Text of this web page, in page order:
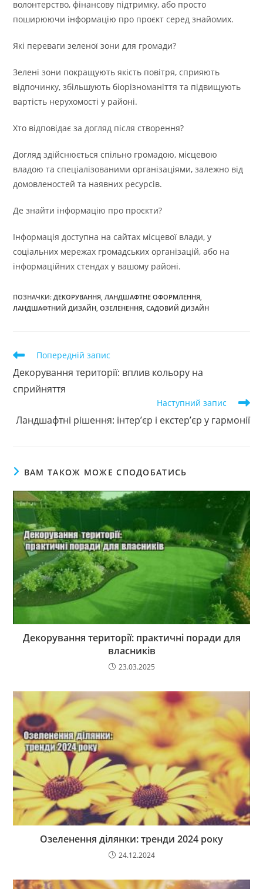
волонтерство, фінансову підтримку, або просто
поширюючи інформацію про проєкт серед знайомих.
Які переваги зеленої зони для громади?
Зелені зони покращують якість повітря, сприяють
відпочинку, збільшують біорізноманіття та підвищують
вартість нерухомості у районі.
Хто відповідає за догляд після створення?
Догляд здійснюється спільно громадою, місцевою
владою та спеціалізованими організаціями, залежно від
домовленостей та наявних ресурсів.
Де знайти інформацію про проєкти?
Інформація доступна на сайтах місцевої влади, у
соціальних мережах громадських організацій, або на
інформаційних стендах у вашому районі.
ПОЗНАЧКИ:ДЕКОРУВАННЯ, ЛАНДШАФТНЕ ОФОРМЛЕННЯ,
ЛАНДШАФТНИЙ ДИЗАЙН, ОЗЕЛЕНЕННЯ, САДОВИЙ ДИЗАЙН
Прочитати
статей
Попередній запис
Декорування території: вплив кольору на
сприйняття
Наступний запис
Ландшафтні рішення: інтер’єр і екстер’єр у гармонії
ВАМ ТАКОЖ МОЖЕ СПОДОБАТИСЬ
Декорування території: практичні поради для
власників
23.03.2025
Озеленення ділянки: тренди 2024 року
24.12.2024